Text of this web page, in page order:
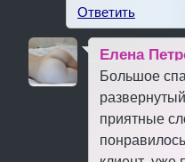
Ответить
Елена
Большое
приятные